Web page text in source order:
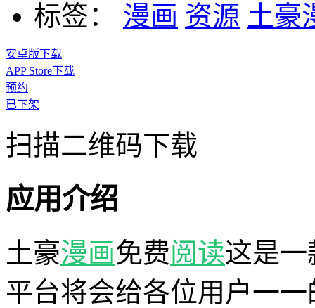
标签：
漫画 资源 土豪
安卓版下载
APP Store下载
预约
已下架
扫描二维码下载
应用介绍
土豪漫画免费阅读这是
平台将会给各位用户一